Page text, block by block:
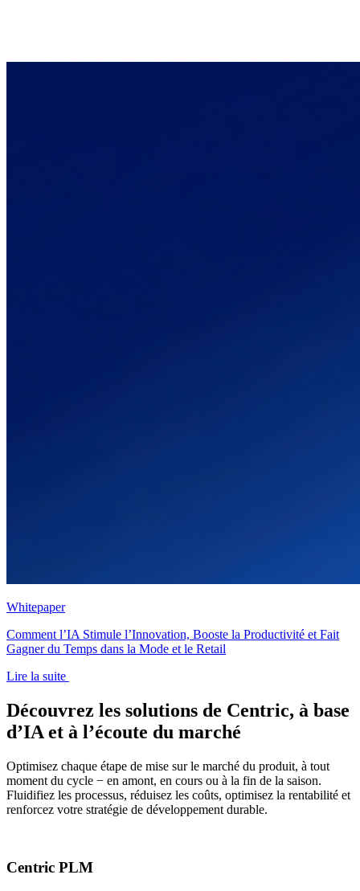
Whitepaper
Comment l’IA Stimule l’Innovation, Booste la Productivité et Fait
Gagner du Temps dans la Mode et le Retail
Lire la suite
Découvrez les solutions de Centric, à base
d’IA et à l’écoute du marché
Optimisez chaque étape de mise sur le marché du produit, à tout
moment du cycle − en amont, en cours ou à la fin de la saison.
Fluidifiez les processus, réduisez les coûts, optimisez la rentabilité et
renforcez votre stratégie de développement durable.
Centric PLM